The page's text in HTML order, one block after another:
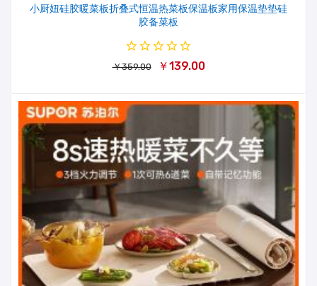
小厨妞硅胶暖菜板折叠式恒温热菜板保温板家用保温垫垫硅
胶备菜板
￥359.00 ￥139.00